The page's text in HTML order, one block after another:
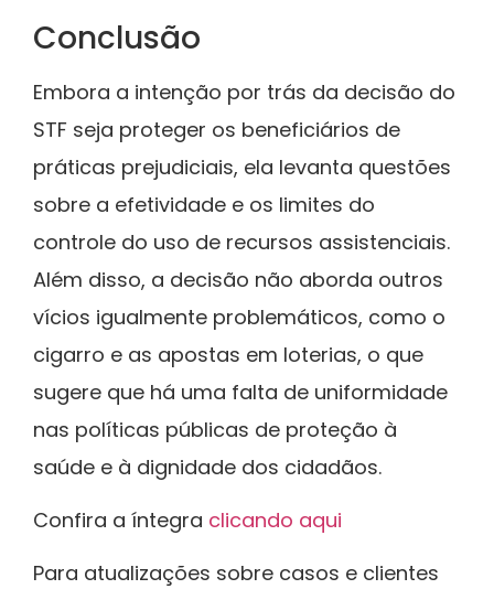
Conclusão
Embora a intenção por trás da decisão do
STF seja proteger os beneficiários de
práticas prejudiciais, ela levanta questões
sobre a efetividade e os limites do
controle do uso de recursos assistenciais.
Além disso, a decisão não aborda outros
vícios igualmente problemáticos, como o
cigarro e as apostas em loterias, o que
sugere que há uma falta de uniformidade
nas políticas públicas de proteção à
saúde e à dignidade dos cidadãos.
Confira a íntegra clicando aqui
Para atualizações sobre casos e clientes